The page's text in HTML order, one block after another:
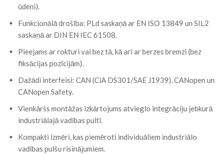
ūdeni).
Funkcionālā drošība: PLd saskaņā ar EN ISO 13849 un SIL2
saskaņā ar DIN EN IEC 61508.
Pieejams ar rokturi vai bez tā, kā arī ar berzes bremzi (bez
fiksācijas pozīcijām).
Dažādi interfeisi: CAN (CiA DS301/SAE J1939), CANopen un
CANopen Safety.
Vienkāršs montāžas izkārtojums atvieglo integrāciju jebkurā
industriālajā vadības pultī.
Kompakti izmēri, kas piemēroti individuāliem industriālo
vadības pulšu risinājumiem.